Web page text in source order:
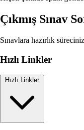
Çıkmış Sınav
Sınavlara hazırlık
Hızlı Linkler
Hızlı Linkler